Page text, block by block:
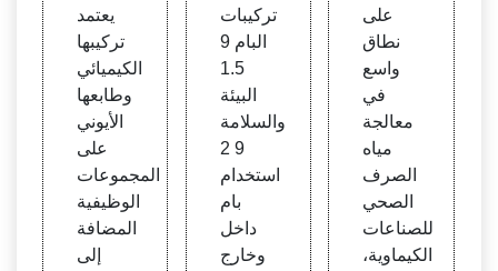
يعتمد
تركيبها
الكيميائي
وطابعها
الأيوني
على
المجموعات
الوظيفية
المضافة
إلى
تركيبات
البام 9
1.5
البيئة
والسلامة
9 2
استخدام
بام
داخل
وخارج
على
نطاق
واسع
في
معالجة
مياه
الصرف
الصحي
للصناعات
الكيماوية،